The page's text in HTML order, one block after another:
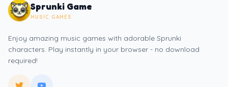
Sprunki Game
MUSIC GAMES
Enjoy amazing music games with adorable Sprunki
characters. Play instantly in your browser - no download
required!